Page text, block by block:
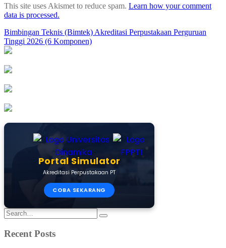
This site uses Akismet to reduce spam. Learn how your comment
data is processed.
Post
navigation
Bimbingan Teknis (Bimtek) Akreditasi Perpustakaan Perguruan
Tinggi 2026 (6 Komponen)
Portal Simulator
Akreditasi Perpustakaan PT
COBA SEKARANG
Search
for:
Recent Posts